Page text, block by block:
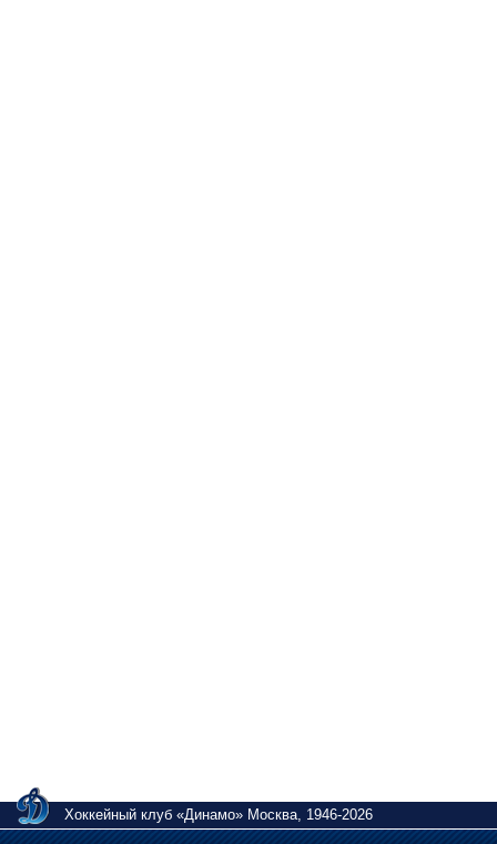
Хоккейный клуб «Динамо» Москва, 1946-2026